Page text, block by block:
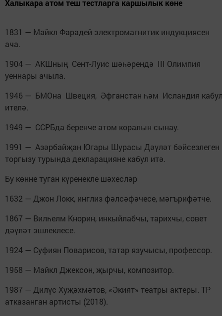
Халыкара атом теш тестларга каршылык көне
1831 — Майкл Фарадей электромагнитик индукциясен
ача.
1904 — АКШның Сент-Луис шәһәрендә III Олимпия
уеннары ачыла.
1946 — БМОна Швеция, Әфганстан һәм Исландия
ителә.
1949 — ССРБда беренче атом коралын сынау.
1991 — Азәрбайҗан Югары Шурасы Дәүләт бәйсезлеген
торгызу турында декларацияне кабул итә.
Бу көнне туган күренекле шәхесләр
1632 — Джон Локк, инглиз фәлсәфәчесе, мәгърифәтче.
1867 — Вилһелм Кнорин, инкыйлабчы, тарихчы, совет
дәүләт эшлеклесе.
1924 — Суфиян Поварисов, татар язучысы, профессор.
1958 — Майкл Джексон, җырчы, композитор.
1987 — Дилүс Хуҗәхмәтов, «Әкият» театры актеры. ТР
атказанган артисты (2018).